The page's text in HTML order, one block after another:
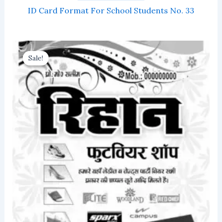
ID Card Format For School Students No. 33
Sale!
Sale!